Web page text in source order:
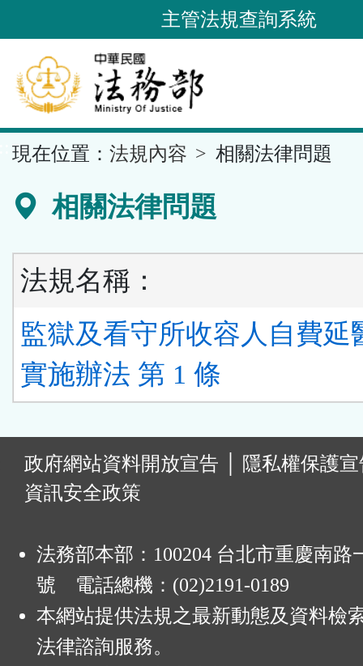
到
要
內
容
區
主管法規查詢系統
現在位置： 法規內容 相關法律問題
相關法律問題
法規名稱：
監獄及看守所收容人自費延
實施辦法 第 1 條
政府網站資料開放宣告
隱私權保護
資訊安全政策
法務部本部：100204 台北市重慶南路
號 電話總機：(02)2191-0189
本網站提供法規之最新動態及資料檢
法律諮詢服務。